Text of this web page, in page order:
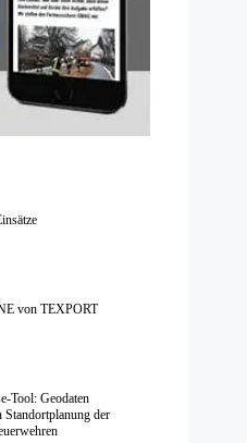
von TEXPORT
Tool: Geodaten
Standortplanung der